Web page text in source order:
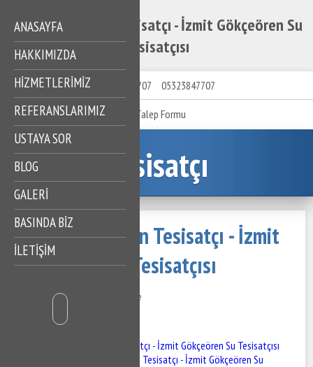
İzmit Gökçeören Tesisatçı - İzmit Gökçeören Su
Tesisatçısı
ANASAYFA
HAKKIMIZDA
HIZMETLERIMIZ
REFERANSLARIMIZ
USTAYA SOR
BLOG
GALERİ
BASINDA BİZ
İLETİŞİM
05323847707 05323847707
Talep Formu
Tesisatçı
İzmit Gökçeören Tesisatçı - İzmit
Gökçeören Su Tesisatçısı
25 Kasım 2020 575 Görüntüleme
İçindekiler
İzmit Gökçeören Tesisatçı - İzmit Gökçeören Su Tesisatçısı
İzmit Gökçeören Tesisatçı - İzmit Gökçeören Su